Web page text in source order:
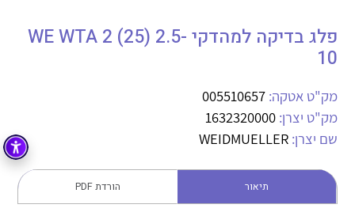
איכות | שרות | זמינות
מיתוג, בקרה , ואינסטלציה חשמלית ופעילה ב7 תחומים:
חשמל מיתוג ואינסטלציה חשמלית
קופסאות וארונות לחשמל, בקרה ואלקטרוניקה
לכל מוצרי היצרן לכל מוצרי היצרן
לכל מוצרי היצרן לכל מוצרי היצרן
פלג בדיקה למהדקי WE WTA 2 (25) 2.5-
10
מק"ט אטקה: 005510657
מק"ט יצרן: 1632320000
שם יצרן: WEIDMUELLER
תיאור הורדת PDF